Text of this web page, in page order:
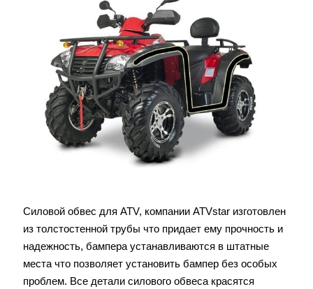
Силовой обвес для ATV, компании ATVstar изготовлен
из толстостенной трубы что придает ему прочность и
надежность, бампера устанавливаются в штатные
места что позволяет установить бампер без особых
проблем. Все детали силового обвеса красятся